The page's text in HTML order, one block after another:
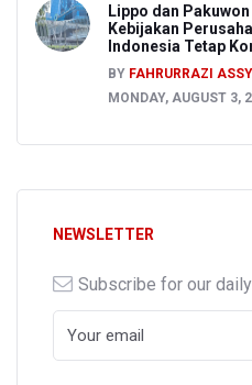
Lippo dan
Kebijakan
Indonesia Tetap
BY FAHRURRAZI
MONDAY, AUGUST 3,
NEWSLETTER
Subscribe for our